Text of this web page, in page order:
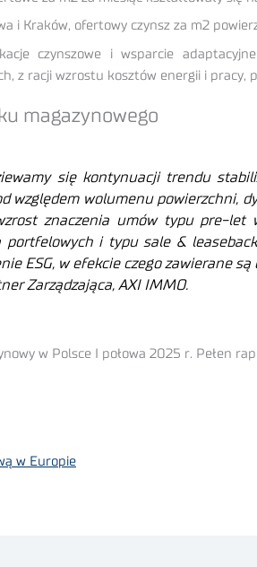
i Kraków, ofertowy czynsz za m2
czynszowe i wsparcie
z racji wzrostu kosztów energii i pracy,
magazynowego
się kontynuacji trendu
względem wolumenu powierzchni,
znaczenia umów typu pre-let
portfelowych i typu sale &
ESG, w efekcie czego zawierane są
Zarządzająca, AXI IMMO.
w Polsce I połowa 2025 r. Pełen
w Europie